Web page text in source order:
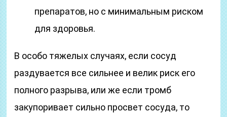
препаратов, но с минимальным риском
для здоровья.
В особо тяжелых случаях, если сосуд
раздувается все сильнее и велик риск его
полного разрыва, или же если тромб
закупоривает сильно просвет сосуда, то